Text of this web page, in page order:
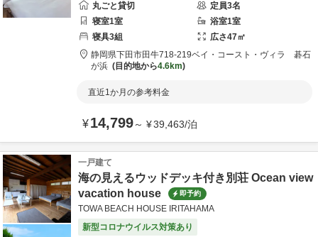
丸ごと貸切 定員3名
寝室1室 浴室1室
寝具3組 広さ47㎡
静岡県下田市田牛718-219ベイ・コースト・ヴィラ 碁石
が浜
目的地から4.6km
直近1か月の参考料金
¥14,799～ ¥39,463/泊
一戸建て
海の見えるウッドデッキ付き別荘 Ocean view
vacation house
即予約
TOWA BEACH HOUSE IRITAHAMA
新型コロナウイルス対策あり